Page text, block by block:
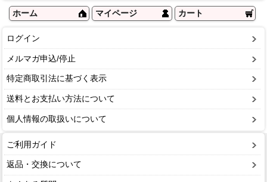
ホーム マイページ カート
ログイン
メルマガ申込/停止
特定商取引法に基づく表示
送料とお支払い方法について
個人情報の取扱いについて
ご利用ガイド
返品・交換について